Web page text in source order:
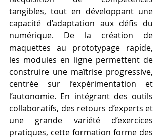
tangibles, tout en développant une
capacité d’adaptation aux défis du
numérique. De la création de
maquettes au prototypage rapide,
les modules en ligne permettent de
construire une maîtrise progressive,
centrée sur l’expérimentation et
l’autonomie. En intégrant des outils
collaboratifs, des retours d’experts et
une grande variété d’exercices
pratiques, cette formation forme des